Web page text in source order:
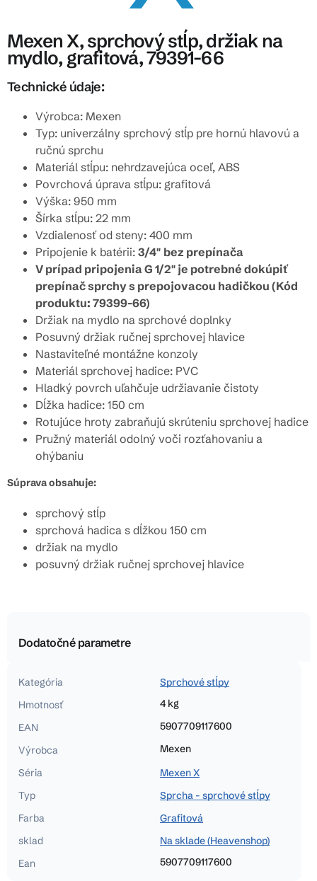
Mexen X, sprchový stĺp, držiak na
mydlo, grafitová, 79391-66
Technické údaje:
Výrobca: Mexen
Typ: univerzálny sprchový stĺp pre hornú hlavovú a
ručnú sprchu
Materiál stĺpu: nehrdzavejúca oceľ, ABS
Povrchová úprava stĺpu: grafitová
Výška: 950 mm
Šírka stĺpu: 22 mm
Vzdialenosť od steny: 400 mm
Pripojenie k batérii: 3/4" bez prepínača
V prípad pripojenia G 1/2" je potrebné dokúpiť
prepínač sprchy s prepojovacou hadičkou (Kód
produktu: 79399-66)
Držiak na mydlo na sprchové doplnky
Posuvný držiak ručnej sprchovej hlavice
Nastaviteľné montážne konzoly
Materiál sprchovej hadice: PVC
Hladký povrch uľahčuje udržiavanie čistoty
Dĺžka hadice: 150 cm
Rotujúce hroty zabraňujú skrúteniu sprchovej hadice
Pružný materiál odolný voči rozťahovaniu a
ohýbaniu
Súprava obsahuje:
sprchový stĺp
sprchová hadica s dĺžkou 150 cm
držiak na mydlo
posuvný držiak ručnej sprchovej hlavice
Dodatočné parametre
Kategória
Sprchové stĺpy
Hmotnosť
4 kg
EAN
5907709117600
Výrobca
Mexen
Séria
Mexen X
Typ
Sprcha - sprchové stĺpy
Farba
Grafitová
sklad
Na sklade (Heavenshop)
Ean
5907709117600